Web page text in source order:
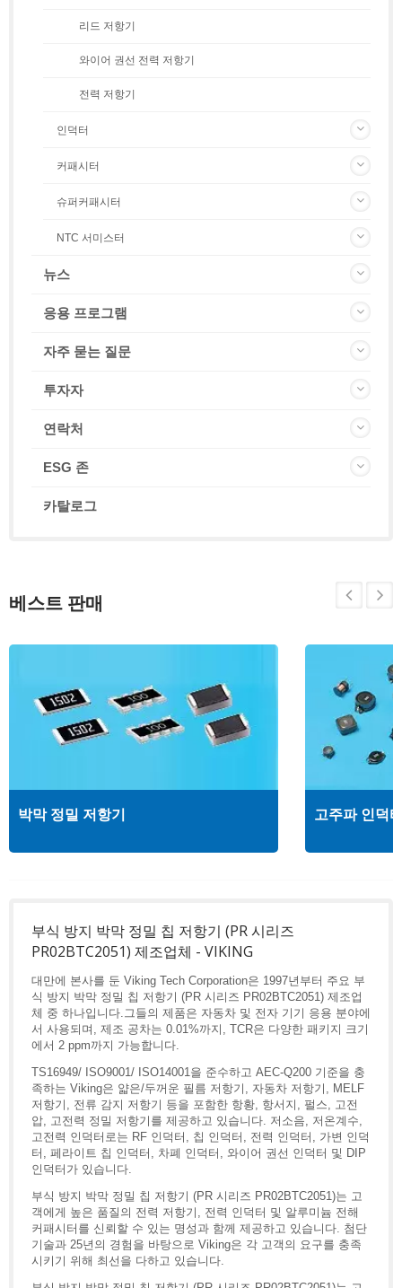
리드 저항기
와이어 권선 전력 저항기
전력 저항기
인덕터
커패시터
슈퍼커패시터
NTC 서미스터
뉴스
응용 프로그램
자주 묻는 질문
투자자
연락처
ESG 존
카탈로그
베스트 판매
박막 정밀 저항기 고주파 인덕
부식 방지 박막 정밀 칩 저항기 (PR 시리즈
PR02BTC2051) 제조업체 - VIKING
대만에 본사를 둔 Viking Tech Corporation은 1997년부터 주요 부
식 방지 박막 정밀 칩 저항기 (PR 시리즈 PR02BTC2051) 제조업
체 중 하나입니다.그들의 제품은 자동차 및 전자 기기 응용 분야에
서 사용되며, 제조 공차는 0.01%까지, TCR은 다양한 패키지 크기
에서 2 ppm까지 가능합니다.
TS16949/ ISO9001/ ISO14001을 준수하고 AEC-Q200 기준을 충
족하는 Viking은 얇은/두꺼운 필름 저항기, 자동차 저항기, MELF
저항기, 전류 감지 저항기 등을 포함한 항황, 항서지, 펄스, 고전
압, 고전력 정밀 저항기를 제공하고 있습니다. 저소음, 저온계수,
고전력 인덕터로는 RF 인덕터, 칩 인덕터, 전력 인덕터, 가변 인덕
터, 페라이트 칩 인덕터, 차폐 인덕터, 와이어 권선 인덕터 및 DIP
인덕터가 있습니다.
부식 방지 박막 정밀 칩 저항기 (PR 시리즈 PR02BTC2051)는 고
객에게 높은 품질의 전력 저항기, 전력 인덕터 및 알루미늄 전해
커패시터를 신뢰할 수 있는 명성과 함께 제공하고 있습니다. 첨단
기술과 25년의 경험을 바탕으로 Viking은 각 고객의 요구를 충족
시키기 위해 최선을 다하고 있습니다.